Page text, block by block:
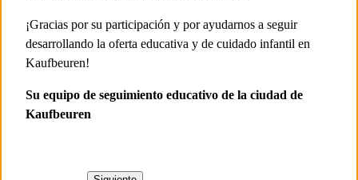
¡Gracias por su participación y por ayudarnos a seguir
desarrollando la oferta educativa y de cuidado infantil en
Kaufbeuren!
Su equipo de seguimiento educativo de la ciudad de
Kaufbeuren